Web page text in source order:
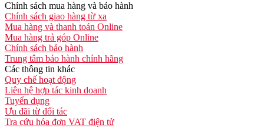
Chính sách mua hàng và bảo hành
Chính sách giao hàng từ xa
Mua hàng và thanh toán Online
Mua hàng trả góp Online
Chính sách bảo hành
Trung tâm bảo hành chính hãng
Các thông tin khác
Quy chế hoạt động
Liên hệ hợp tác kinh doanh
Tuyển dụng
Ưu đãi từ đối tác
Tra cứu hóa đơn VAT điện tử